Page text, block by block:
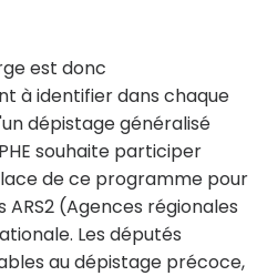
est donc
à identifier dans chaque
dépistage généralisé
souhaite participer
de ce programme pour
ARS2 (Agences régionales
Les députés
au dépistage précoce,